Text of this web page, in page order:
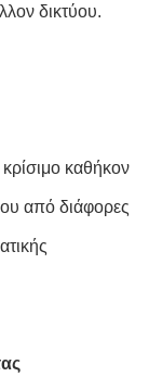
δικτύου.
καθήκον
από διάφορες